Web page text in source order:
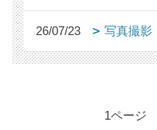
26/07/23 写真撮影
1ページ